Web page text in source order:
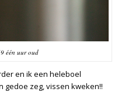
één uur oud
en ik een heleboel
gedoe zeg, vissen kweken!!